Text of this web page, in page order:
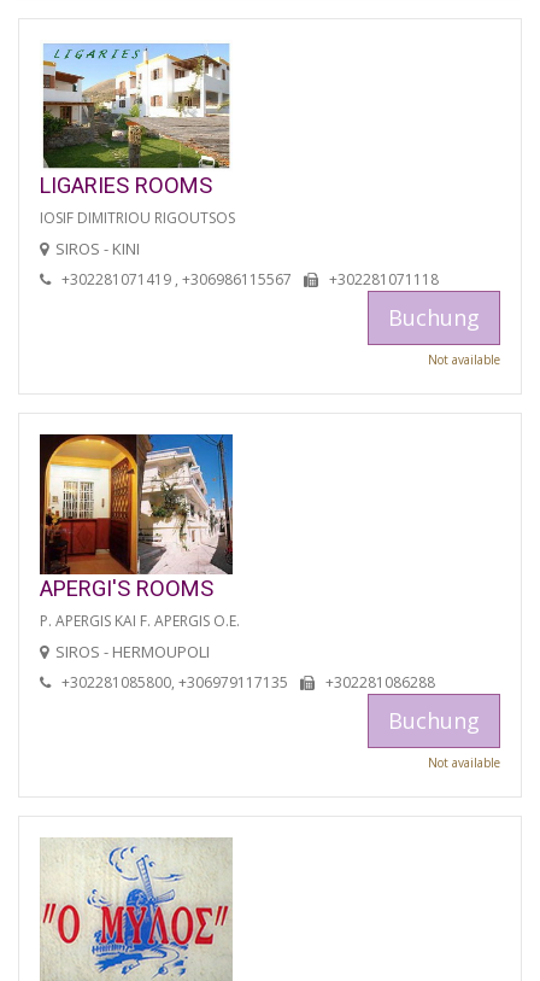
LIGARIES ROOMS
IOSIF DIMITRIOU RIGOUTSOS
SIROS - KINI
+302281071419 , +306986115567 +302281071118
Buchung
Not available
APERGI'S ROOMS
P. APERGIS KAI F. APERGIS O.E.
SIROS - HERMOUPOLI
+302281085800, +306979117135 +302281086288
Buchung
Not available